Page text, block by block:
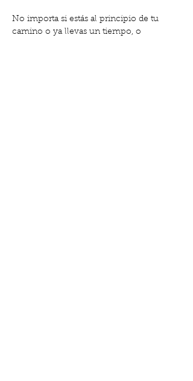
No importa si estás al principio de tu
camino o ya llevas un tiempo, o